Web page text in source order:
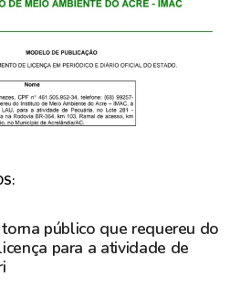
público que requereu do
para a atividade de